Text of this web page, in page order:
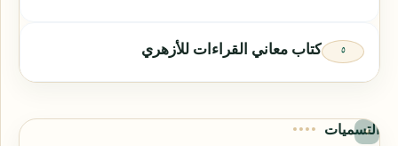
كتاب معاني القراءات للأزهري
التسميات